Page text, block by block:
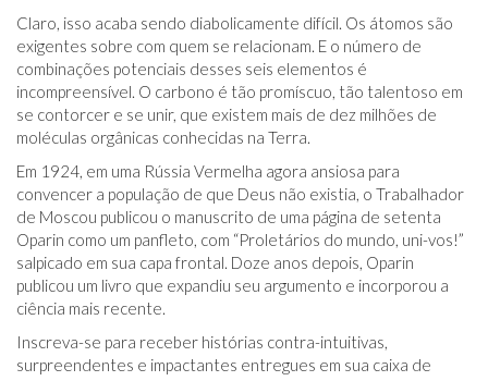
Claro, isso acaba sendo diabolicamente difícil. Os átomos são
exigentes sobre com quem se relacionam. E o número de
combinações potenciais desses seis elementos é
incompreensível. O carbono é tão promíscuo, tão talentoso em
se contorcer e se unir, que existem mais de dez milhões de
moléculas orgânicas conhecidas na Terra.
Em 1924, em uma Rússia Vermelha agora ansiosa para
convencer a população de que Deus não existia, o Trabalhador
de Moscou publicou o manuscrito de uma página de setenta
Oparin como um panfleto, com “Proletários do mundo, uni-vos!”
salpicado em sua capa frontal. Doze anos depois, Oparin
publicou um livro que expandiu seu argumento e incorporou a
ciência mais recente.
Inscreva-se para receber histórias contra-intuitivas,
surpreendentes e impactantes entregues em sua caixa de